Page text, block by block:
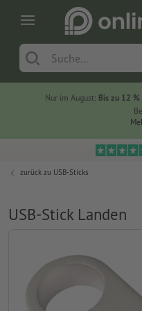
Nur im August: Bis zu 12
zurück zu USB-Sticks
USB-Stick Landen